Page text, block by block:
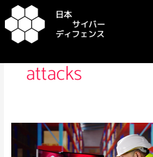
容
を
ッ
identity-based
attacks
UNC3944
と
企